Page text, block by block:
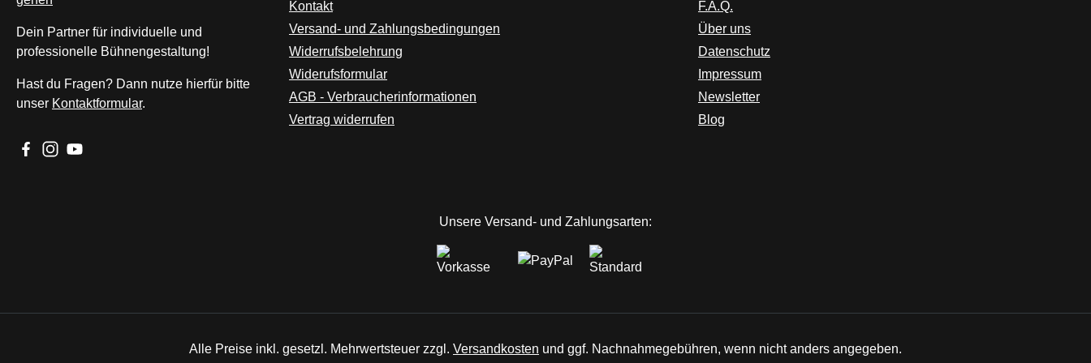
Dein Partner für individuelle und
professionelle Bühnengestaltung!
Hast du Fragen? Dann nutze hierfür bitte
unser Kontaktformular.
Besuche uns auf Facebook – öffnet in neuem Tab (externer Link)
Schau auf Instagram vorbei – öffnet in neuem Tab (externer Link)
Sieh dir unsere Videos auf YouTube an – öffnet in neuem Tab (externer Link)
Kontakt
Versand- und Zahlungsbedingungen
Widerrufsbelehrung
Widerufsformular
AGB - Verbraucherinformationen
Vertrag widerrufen
F.A.Q.
Über uns
Datenschutz
Impressum
Newsletter
Blog
Unsere Versand- und Zahlungsarten:
Alle Preise inkl. gesetzl. Mehrwertsteuer zzgl. Versandkosten und ggf. Nachnahmegebühren, wenn nicht anders angegeben.